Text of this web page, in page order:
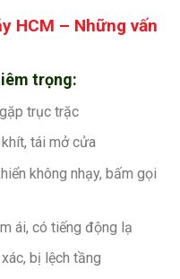
HCM – Những vấn
trọng:
trục trặc
tái mở cửa
không nhạy, bấm gọi
ái, có tiếng động lạ
bị lệch tầng